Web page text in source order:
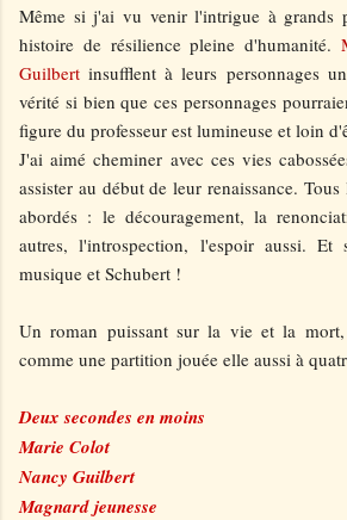
Même si j'ai vu venir l'intrigue à grands
histoire de résilience pleine d'humanité.
Guilbertinsufflent à leurs personnages
vérité si bien que ces personnages
figure du professeur est lumineuse et loin
J'ai aimé cheminer avec ces vies
assister au début de leur renaissance.
abordés : le découragement, la
autres, l'introspection, l'espoir aussi.
musique et Schubert !
Un roman puissant sur la vie et la
comme une partition jouée elle aussi à
Deux secondes en moins
Marie Colot
Nancy Guilbert
Magnard jeunesse